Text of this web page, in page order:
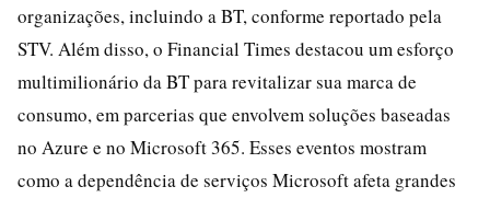
organizações, incluindo a BT, conforme reportado pela
STV. Além disso, o Financial Times destacou um esforço
multimilionário da BT para revitalizar sua marca de
consumo, em parcerias que envolvem soluções baseadas
no Azure e no Microsoft 365. Esses eventos mostram
como a dependência de serviços Microsoft afeta grandes